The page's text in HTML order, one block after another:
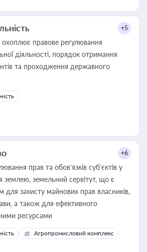
+5
охоплює правове регулювання
діяльності, порядок отримання
та проходження державного
+6
прав та обов’язків суб’єктів у
землею, земельний сервітут, що є
для захисту майнових прав власників,
а також для ефективного
ресурсами
Агропромисловий комплекс